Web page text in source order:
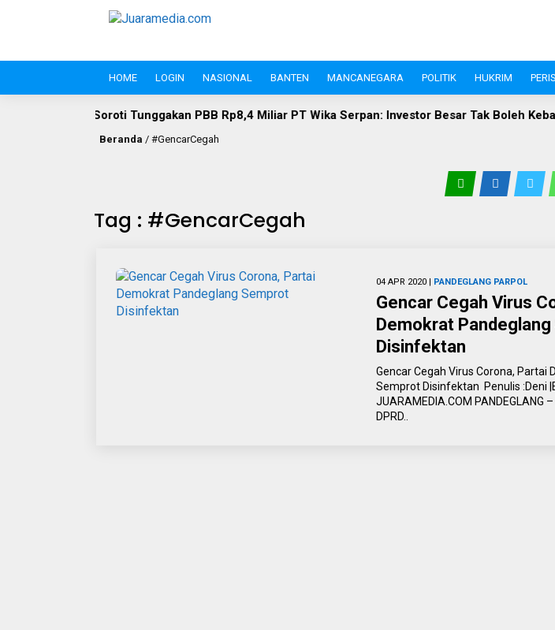
HOME LOGIN NASIONAL BANTEN MANCANEGARA POLITIK HUKRIM
Tunggakan PBB Rp8,4 Miliar PT Wika Serpan: Investor Besar Tak Boleh Kebal Pajak
Beranda / #GencarCegah
Tag : #GencarCegah
04 APR 2020 | PANDEGLANG PARPOL
Gencar Cegah Virus
Demokrat
Disinfektan
Gencar Cegah Virus Corona, Partai
Semprot Disinfektan Penulis :Deni
JUARAMEDIA.COM PANDEGLANG
DPRD..